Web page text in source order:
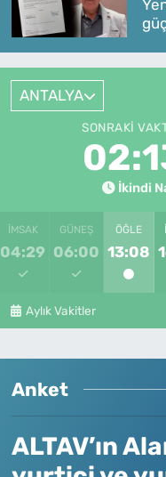
ANTALYA
SONRAKI
İkindi
İMSAK
04:29
GÜNEŞ
06:00
ÖĞLE
13:08
Aylık Vakitler
Anket
ALTAV’ın